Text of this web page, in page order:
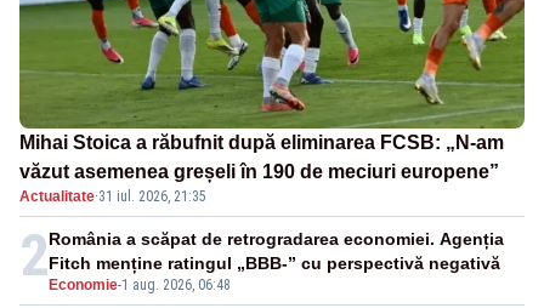
Mihai Stoica a răbufnit după eliminarea FCSB: „N-am
văzut asemenea greșeli în 190 de meciuri europene”
Actualitate·31 iul. 2026, 21:35
2 Economie-1 aug. 2026, 06:48
România a scăpat de retrogradarea economiei. Agenția
Fitch menține ratingul „BBB-” cu perspectivă negativă